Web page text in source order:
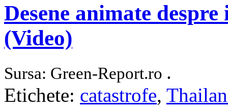
Desene animate
(Video)
Sursa: Green-Report.ro .
Etichete: catastrofe,